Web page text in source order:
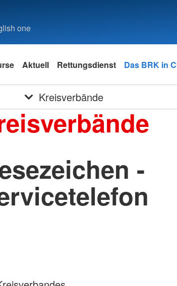
one
Aktuell Rettungsdienst Das BRK in
Kreisverbände
-